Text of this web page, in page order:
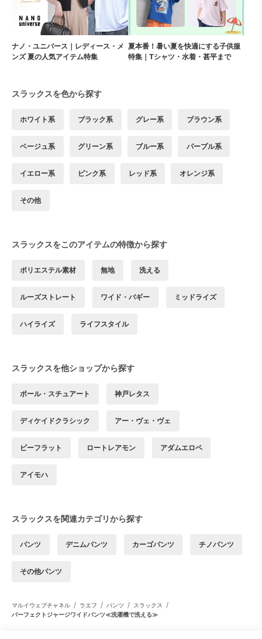
ナノ・ユニバース｜レディース・メ
ンズ 夏の人気アイテム特集
夏本番！暑い夏を快適にする子供服
特集｜Tシャツ・水着・甚平まで
スラックスを色から探す
ホワイト系 ブラック系 グレー系 ブラウン系
ベージュ系 グリーン系 ブルー系 パープル系
イエロー系 ピンク系 レッド系 オレンジ系
その他
スラックスをこのアイテムの特徴から探す
ポリエステル素材 無地 洗える
ルーズストレート ワイド・バギー ミッドライズ
ハイライズ ライフスタイル
スラックスを他ショップから探す
ポール・スチュアート 神戸レタス
ディケイドクラシック アー・ヴェ・ヴェ
ビーフラット ロートレアモン アダムエロペ
アイモハ
スラックスを関連カテゴリから探す
パンツ デニムパンツ カーゴパンツ チノパンツ
その他パンツ
マルイウェブチャネル / ラエフ / パンツ / スラックス /
パーフェクトジャージワイドパンツ≪洗濯機で洗える≫